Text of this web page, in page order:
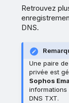
Retrouvez
DNS.
Une paire
privée est
Sophos
informations
DNS TXT.